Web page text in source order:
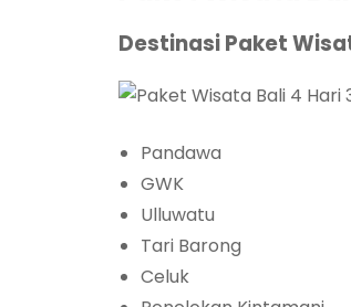
Destinasi Paket
Pandawa
GWK
Ulluwatu
Tari Barong
Celuk